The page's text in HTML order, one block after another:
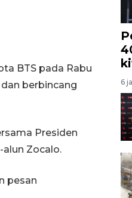
BTS pada Rabu
berbincang
Presiden
Zocalo.
pesan
6